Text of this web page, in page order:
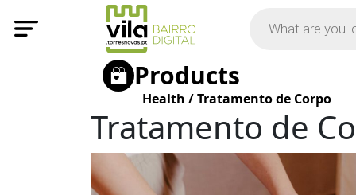
Products
Health /Tratamento de Corpo
Tratamento de